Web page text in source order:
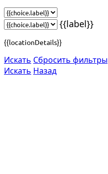
{{label}}
{{locationDetails}}
Искать Сбросить фильтры
Искать Назад